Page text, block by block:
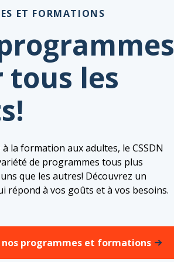
ET FORMATIONS
tous les
la formation aux adultes, le CSSDN
de programmes tous plus
que les autres! Découvrez un
répond à vos goûts et à vos besoins.
nos programmes et formations